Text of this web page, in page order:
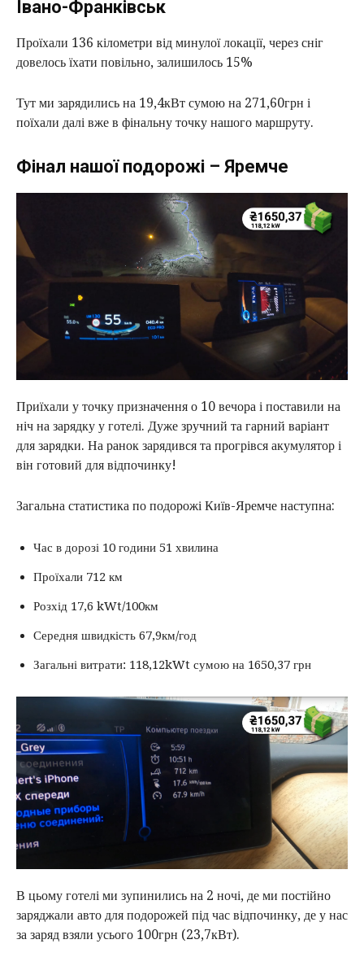
Івано-Франківськ
Проїхали 136 кілометри від минулої локації, через сніг
довелось їхати повільно, залишилось 15%
Тут ми зарядились на 19,4кВт сумою на 271,60грн і
поїхали далі вже в фінальну точку нашого маршруту.
Фінал нашої подорожі – Яремче
Приїхали у точку призначення о 10 вечора і поставили на
ніч на зарядку у готелі. Дуже зручний та гарний варіант
для зарядки. На ранок зарядився та прогрівся акумулятор і
він готовий для відпочинку!
Загальна статистика по подорожі Київ-Яремче наступна:
Час в дорозі 10 години 51 хвилина
Проїхали 712 км
Розхід 17,6 kWt/100км
Середня швидкість 67,9км/год
Загальні витрати: 118,12kWt сумою на 1650,37 грн
В цьому готелі ми зупинились на 2 ночі, де ми постійно
заряджали авто для подорожей під час відпочинку, де у нас
за заряд взяли усього 100грн (23,7кВт).